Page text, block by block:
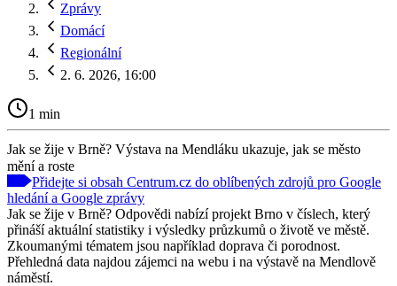
Zprávy
Domácí
Regionální
2. 6. 2026, 16:00
1 min
Jak se žije v Brně? Výstava na Mendláku ukazuje, jak se město
mění a roste
Přidejte si obsah Centrum.cz do oblíbených zdrojů pro Google
hledání a Google zprávy
Jak se žije v Brně? Odpovědi nabízí projekt Brno v číslech, který
přináší aktuální statistiky i výsledky průzkumů o životě ve městě.
Zkoumanými tématem jsou například doprava či porodnost.
Přehledná data najdou zájemci na webu i na výstavě na Mendlově
náměstí.